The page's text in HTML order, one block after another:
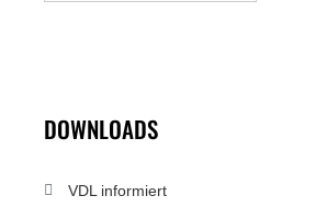
DOWNLOADS
VDL informiert